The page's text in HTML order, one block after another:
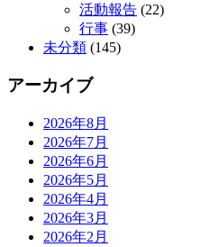
活動報告 (22)
行事 (39)
未分類 (145)
アーカイブ
2026年8月
2026年7月
2026年6月
2026年5月
2026年4月
2026年3月
2026年2月